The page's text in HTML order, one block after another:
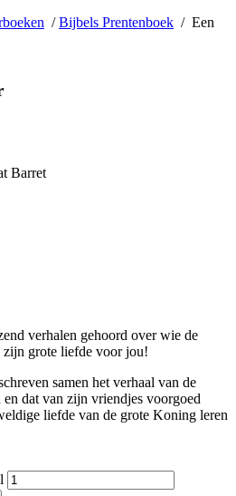
/Bijbels Prentenboek / Een
Barret
verhalen gehoord over wie de
grote liefde voor jou!
samen het verhaal van de
dat van zijn vriendjes voorgoed
liefde van de grote Koning leren